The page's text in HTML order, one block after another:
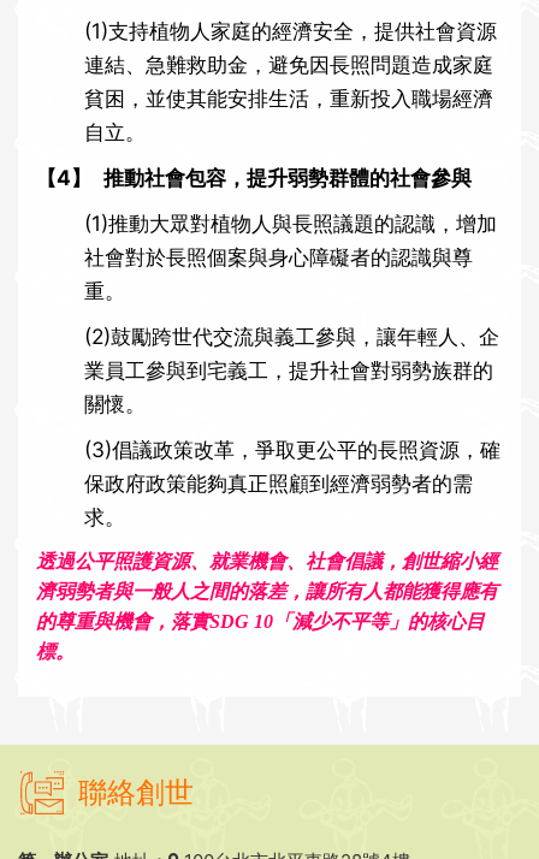
(1)支持植物人家庭的經濟安全，提供社會資源
連結、急難救助金，避免因長照問題造成家庭
貧困，並使其能安排生活，重新投入職場經濟
自立。
【4】 推動社會包容，提升弱勢群體的社會參與
(1)推動大眾對植物人與長照議題的認識，增加
社會對於長照個案與身心障礙者的認識與尊
重。
(2)鼓勵跨世代交流與義工參與，讓年輕人、企
業員工參與到宅義工，提升社會對弱勢族群的
關懷。
(3)倡議政策改革，爭取更公平的長照資源，確
保政府政策能夠真正照顧到經濟弱勢者的需
求。
透過公平照護資源、就業機會、社會倡議，創世縮小經
濟弱勢者與一般人之間的落差，讓所有人都能獲得應有
的尊重與機會，落實SDG 10「減少不平等」的核心目
標。
聯絡創世